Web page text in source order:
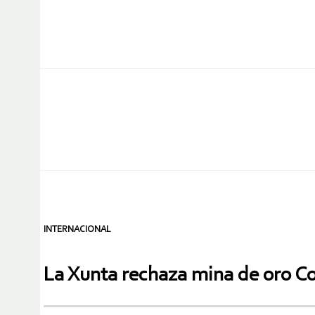
INTERNACIONAL
La Xunta rechaza mina de oro